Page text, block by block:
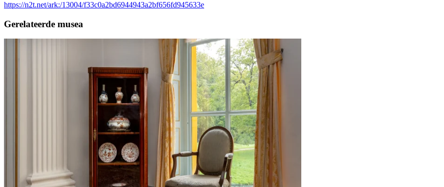
https://n2t.net/ark:/13004/f33c0a2bd6944943a2bf656fd945633e
Gerelateerde musea